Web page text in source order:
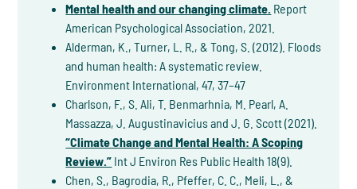
Mental health and our changing climate. Report
American Psychological Association, 2021.
Alderman, K., Turner, L. R., & Tong, S. (2012). Floods
and human health: A systematic review.
Environment International, 47, 37–47
Charlson, F., S. Ali, T. Benmarhnia, M. Pearl, A.
Massazza, J. Augustinavicius and J. G. Scott (2021).
“Climate Change and Mental Health: A Scoping
Review.” Int J Environ Res Public Health 18(9).
Chen, S., Bagrodia, R., Pfeffer, C. C., Meli, L., &